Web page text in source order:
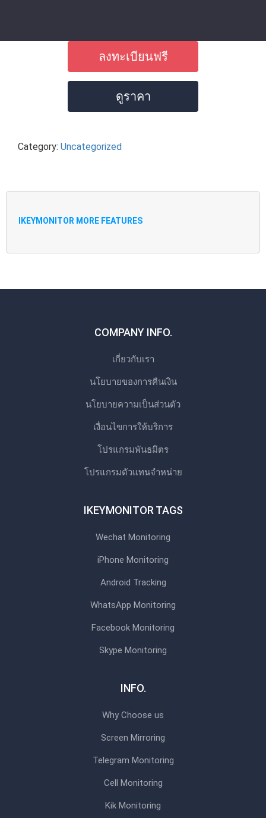
ลงทะเบียนฟรี
ดูราคา
Category: Uncategorized
IKEYMONITOR MORE FEATURES
COMPANY INFO.
เกี่ยวกับเรา
นโยบายของการคืนเงิน
นโยบายความเป็นส่วนตัว
เงื่อนไขการให้บริการ
โปรแกรมพันธมิตร
โปรแกรมตัวแทนจําหน่าย
IKEYMONITOR TAGS
Wechat Monitoring
iPhone Monitoring
Android Tracking
WhatsApp Monitoring
Facebook Monitoring
Skype Monitoring
INFO.
Why Choose us
Screen Mirroring
Telegram Monitoring
Cell Monitoring
Kik Monitoring